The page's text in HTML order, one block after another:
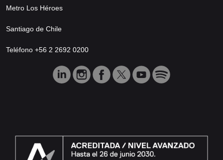
Metro Los Héroes
Santiago de Chile
Teléfono +56 2 2692 0200